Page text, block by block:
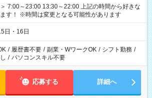
～23:00 13:30～22:00 上記の時間から好きな
す！ ※時間は変更となる可能性があります
日・16日
/ 履歴書不要 / 副業・WワークOK / シフト勤務 /
/ パソコンスキル不要
応募する 詳細へ